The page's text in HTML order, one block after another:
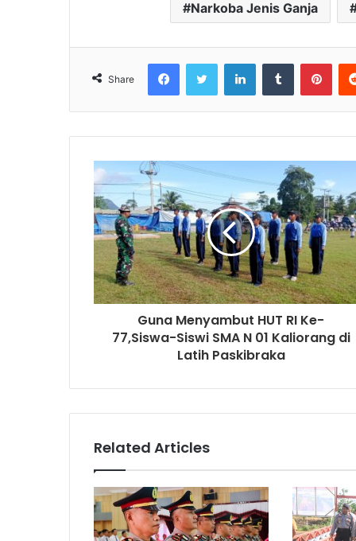
Narkoba Jenis Ganja
Share
Guna Menyambut HUT RI Ke-
77,Siswa-Siswi SMA N 01 Kaliorang di
Latih Paskibraka
Related Articles